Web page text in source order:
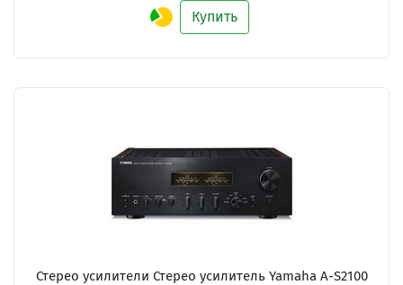
Купить
Стерео усилители Стерео усилитель Yamaha A-S2100